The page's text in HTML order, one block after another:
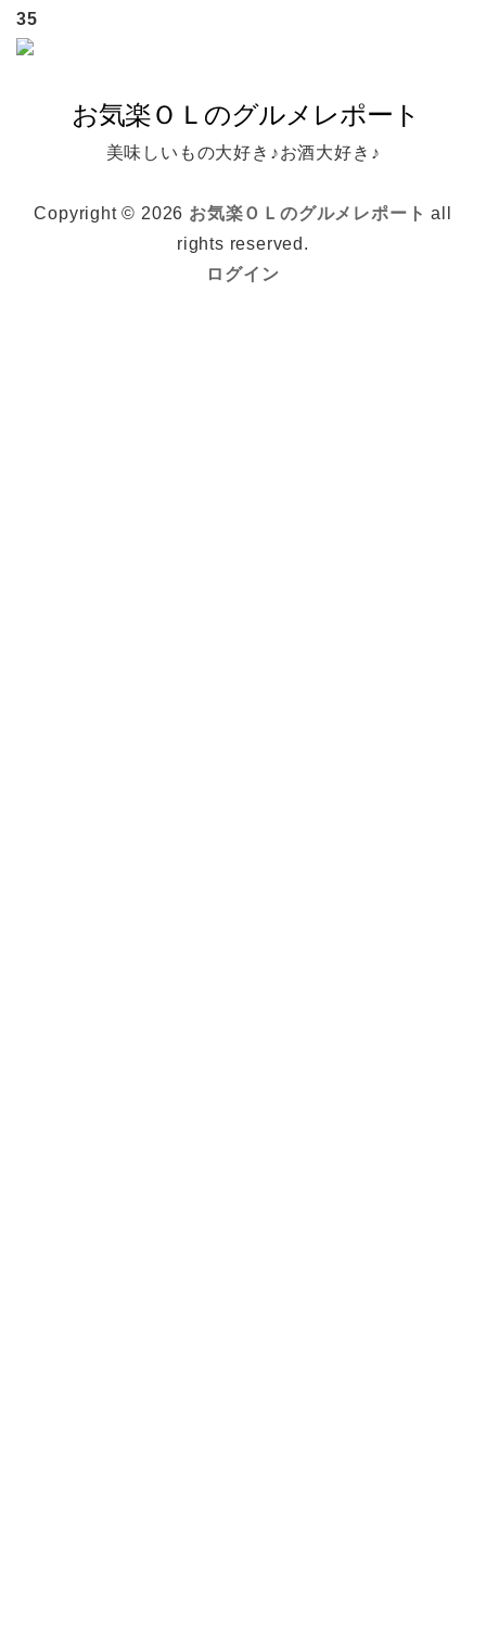
35
美味しいもの大好き♪お酒大好き♪
Copyright © 2026 お気楽ＯＬのグルメレポート all
rights reserved.
ログイン